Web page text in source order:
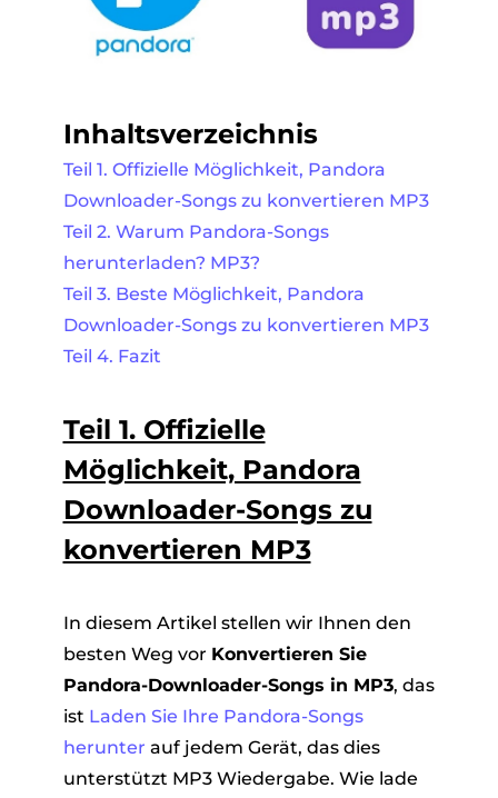
Inhaltsverzeichnis
Teil 1. Offizielle Möglichkeit, Pandora
Downloader-Songs zu konvertieren MP3
Teil 2. Warum Pandora-Songs
herunterladen? MP3?
Teil 3. Beste Möglichkeit, Pandora
Downloader-Songs zu konvertieren MP3
Teil 4. Fazit
Teil 1. Offizielle
Möglichkeit, Pandora
Downloader-Songs zu
konvertieren MP3
In diesem Artikel stellen wir Ihnen den
besten Weg vor Konvertieren Sie
Pandora-Downloader-Songs in MP3, das
ist Laden Sie Ihre Pandora-Songs
herunter auf jedem Gerät, das dies
unterstützt MP3 Wiedergabe. Wie lade